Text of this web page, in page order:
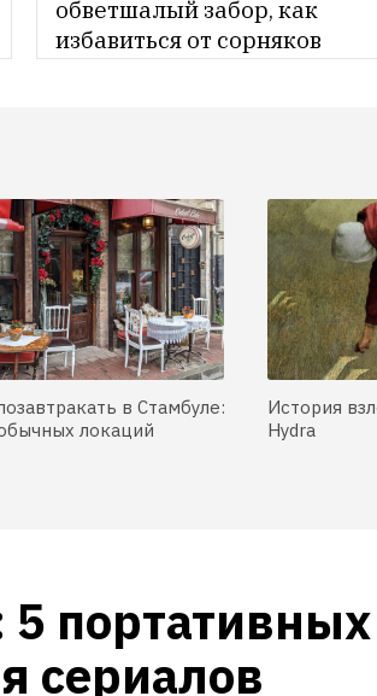
обветшалый забор, как
избавиться от сорняков
в Стамбуле:
локаций
История
Hydra
портативных
сериалов